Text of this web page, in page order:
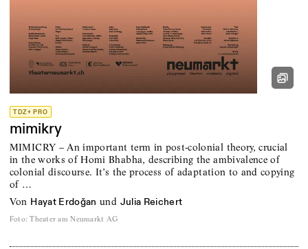
TDZ+ PRO
mimikry
MIMICRY – An important term in post-colonial theory, crucial
in the works of Homi Bhabha, describing the ambivalence of
colonial discourse. It’s the process of adaptation to and copying
of …
von Hayat Erdoğan und Julia Reichert
Foto: Theater am Neumarkt AG